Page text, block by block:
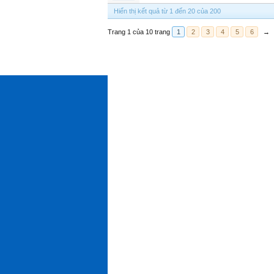
Hiển thị kết quả từ 1 đến 20 của 200
Trang 1 của 10 trang 1 2 3 4 5 6 →